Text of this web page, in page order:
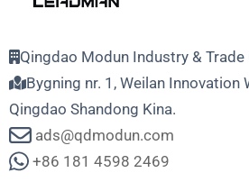
Qingdao Modun Industry & Trade
Bygning nr. 1, Weilan Innovation
Qingdao Shandong Kina.
ads@qdmodun.com
+86 181 4598 2469